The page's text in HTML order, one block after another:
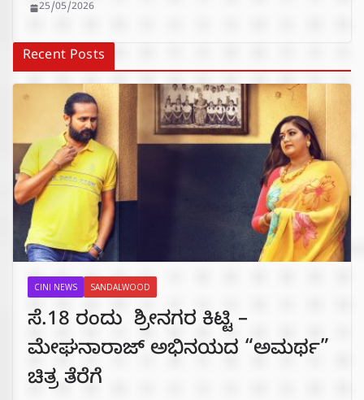
25/05/2026
Recent Posts
CINI NEWS SANDALWOOD
ಸೆ.18 ರಂದು ಶ್ರೀನಗರ ಕಿಟ್ಟಿ –
ಮೇಘನಾರಾಜ್ ಅಭಿನಯದ “ಅಮರ್ಥ”
ಚಿತ್ರ ತೆರೆಗೆ